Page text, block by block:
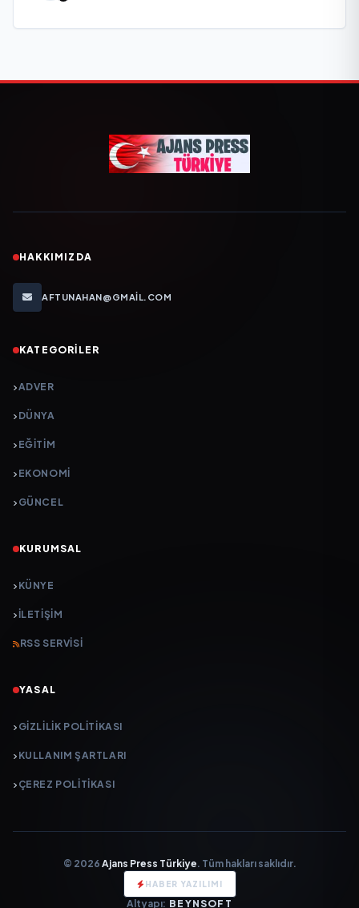
HAKKIMIZDA
AFTUNAHAN@GMAIL.COM
KATEGORILER
ADVER
DÜNYA
EĞİTİM
EKONOMİ
GÜNCEL
KURUMSAL
KÜNYE
İLETIŞIM
RSS SERVISI
YASAL
GIZLILIK POLITIKASI
KULLANIM ŞARTLARI
ÇEREZ POLITIKASI
© 2026 Ajans Press Türkiye. Tüm hakları saklıdır.
HABER YAZILIMI
Altyapı: BEYNSOFT